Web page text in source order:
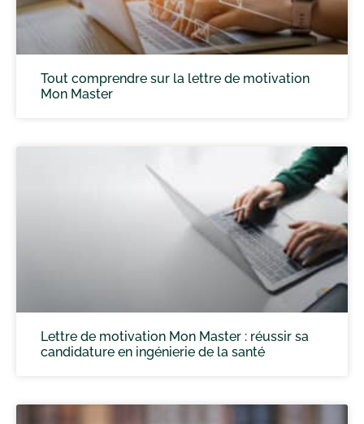
Tout comprendre sur la lettre de motivation
Mon Master
Lettre de motivation Mon Master : réussir sa
candidature en ingénierie de la santé